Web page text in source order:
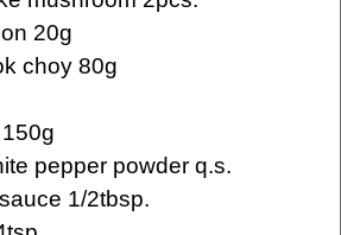
20g
choy 80g
pepper powder q.s.
1/2tbsp.